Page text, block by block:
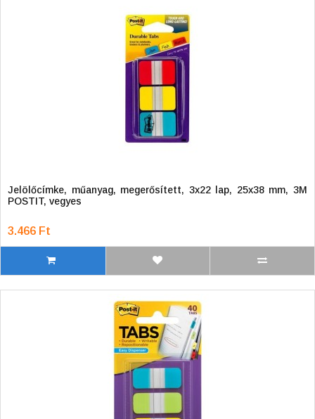
Jelölőcímke, műanyag, megerősített, 3x22 lap, 25x38 mm, 3M
POSTIT, vegyes
3.466 Ft